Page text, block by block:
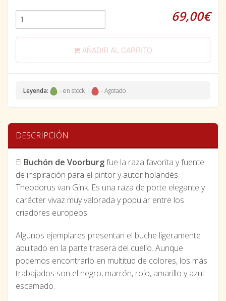
69,00€
AÑADIR AL CARRITO
Leyenda: - en stock | - Agotado
DESCRIPCIÓN
El Buchón de Voorburgfue la raza favorita y fuente
de inspiración para el pintor y autor holandés
Theodorus van Gink. Es una raza de porte elegante y
carácter vivaz muy valorada y popular entre los
criadores europeos.
Algunos ejemplares presentan el buche ligeramente
abultado en la parte trasera del cuello. Aunque
podemos encontrarlo en multitud de colores, los más
trabajados son el negro, marrón, rojo, amarillo y azul
escamado.